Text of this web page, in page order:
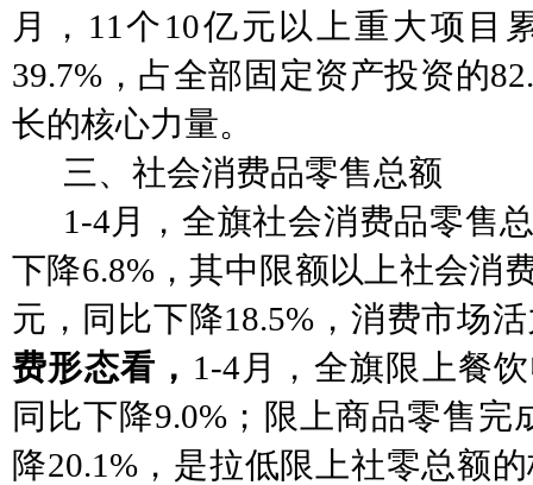
月，11个10亿元以上重大项目
39.7%，占全部固定资产投资的
长的核心力量。
三、社会消费品零售总额
1-4月，全旗社会消费品零售
下降6.8%，其中限额以上社会消
元，同比下降18.5%，消费市场
费形态看， 1-4月，全旗限上餐
同比下降9.0%；限上商品零售完
降20.1%，是拉低限上社零总额